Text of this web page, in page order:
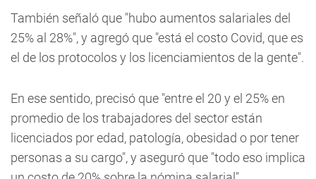
También señaló que "hubo aumentos salariales del
25% al 28%", y agregó que "está el costo Covid, que es
el de los protocolos y los licenciamientos de la gente".
En ese sentido, precisó que "entre el 20 y el 25% en
promedio de los trabajadores del sector están
licenciados por edad, patología, obesidad o por tener
personas a su cargo", y aseguró que "todo eso implica